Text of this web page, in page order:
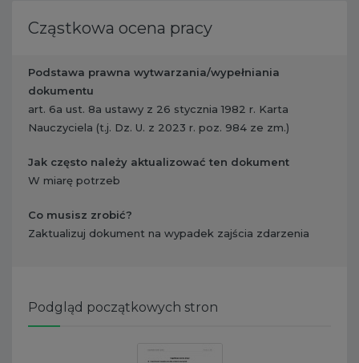
Cząstkowa ocena pracy
Podstawa prawna wytwarzania/wypełniania
dokumentu
art. 6a ust. 8a ustawy z 26 stycznia 1982 r. Karta
Nauczyciela (t.j. Dz. U. z 2023 r. poz. 984 ze zm.)
Jak często należy aktualizować ten dokument
W miarę potrzeb
Co musisz zrobić?
​ Zaktualizuj dokument na wypadek zajścia zdarzenia
Podgląd początkowych stron